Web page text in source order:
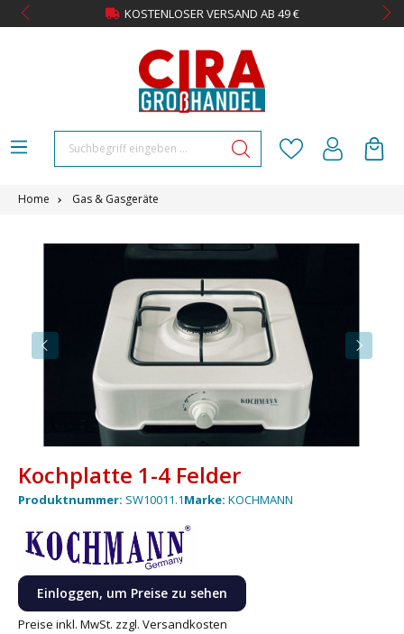
KOSTENLOSER VERSAND AB 49 €
Home Gas & Gasgeräte
Kochplatte 1-4 Felder
Produktnummer: SW10011.1Marke: KOCHMANN
Einloggen, um Preise zu sehen
Preise inkl. MwSt. zzgl. Versandkosten